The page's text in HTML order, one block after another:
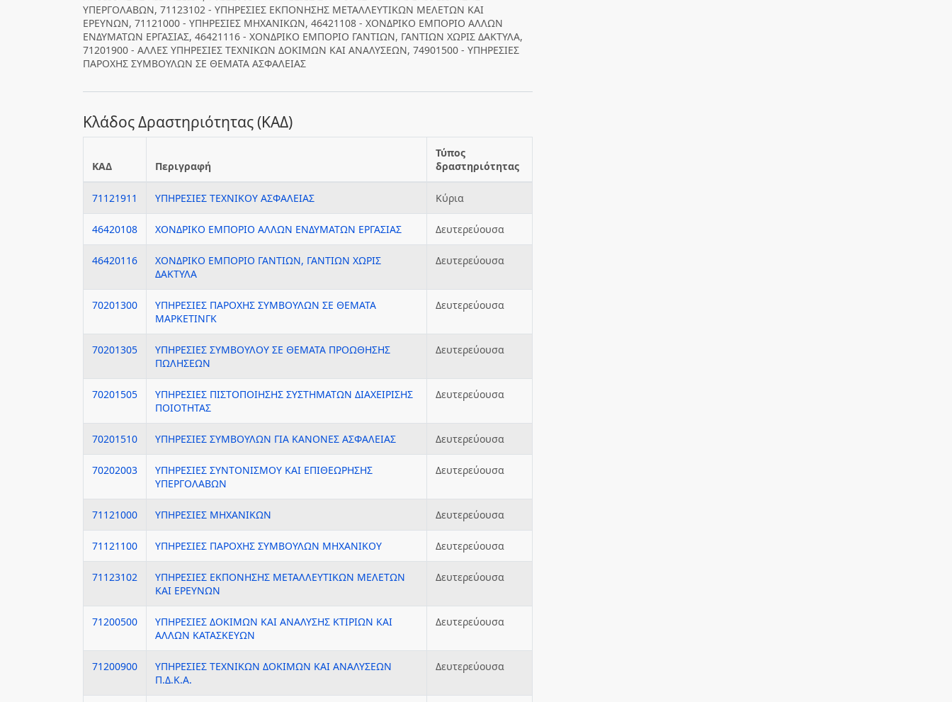
ΥΠΕΡΓΟΛΑΒΩΝ, 71123102 - ΥΠΗΡΕΣΙΕΣ ΕΚΠΟΝΗΣΗΣ ΜΕΤΑΛΛΕΥΤΙΚΩΝ ΜΕΛΕΤΩΝ ΚΑΙ
ΕΡΕΥΝΩΝ, 71121000 - ΥΠΗΡΕΣΙΕΣ ΜΗΧΑΝΙΚΩΝ, 46421108 - ΧΟΝΔΡΙΚΟ ΕΜΠΟΡΙΟ ΑΛΛΩΝ
ΕΝΔΥΜΑΤΩΝ ΕΡΓΑΣΙΑΣ, 46421116 - ΧΟΝΔΡΙΚΟ ΕΜΠΟΡΙΟ ΓΑΝΤΙΩΝ, ΓΑΝΤΙΩΝ ΧΩΡΙΣ ΔΑΚΤΥΛΑ,
71201900 - ΑΛΛΕΣ ΥΠΗΡΕΣΙΕΣ ΤΕΧΝΙΚΩΝ ΔΟΚΙΜΩΝ ΚΑΙ ΑΝΑΛΥΣΕΩΝ, 74901500 - ΥΠΗΡΕΣΙΕΣ
ΠΑΡΟΧΗΣ ΣΥΜΒΟΥΛΩΝ ΣΕ ΘΕΜΑΤΑ ΑΣΦΑΛΕΙΑΣ
Κλάδος Δραστηριότητας (ΚΑΔ)
ΚΑΔ Περιγραφή
Τύπος
δραστηριότητας
71121911 ΥΠΗΡΕΣΙΕΣ ΤΕΧΝΙΚΟΥ ΑΣΦΑΛΕΙΑΣ Κύρια
46420108 ΧΟΝΔΡΙΚΟ ΕΜΠΟΡΙΟ ΑΛΛΩΝ ΕΝΔΥΜΑΤΩΝ ΕΡΓΑΣΙΑΣ Δευτερεύουσα
46420116
ΧΟΝΔΡΙΚΟ ΕΜΠΟΡΙΟ ΓΑΝΤΙΩΝ, ΓΑΝΤΙΩΝ ΧΩΡΙΣ
ΔΑΚΤΥΛΑ
Δευτερεύουσα
70201300
ΥΠΗΡΕΣΙΕΣ ΠΑΡΟΧΗΣ ΣΥΜΒΟΥΛΩΝ ΣΕ ΘΕΜΑΤΑ
ΜΑΡΚΕΤΙΝΓΚ
Δευτερεύουσα
70201305
ΥΠΗΡΕΣΙΕΣ ΣΥΜΒΟΥΛΟΥ ΣΕ ΘΕΜΑΤΑ ΠΡΟΩΘΗΣΗΣ
ΠΩΛΗΣΕΩΝ
Δευτερεύουσα
70201505
ΥΠΗΡΕΣΙΕΣ ΠΙΣΤΟΠΟΙΗΣΗΣ ΣΥΣΤΗΜΑΤΩΝ ΔΙΑΧΕΙΡΙΣΗΣ
ΠΟΙΟΤΗΤΑΣ
Δευτερεύουσα
70201510 ΥΠΗΡΕΣΙΕΣ ΣΥΜΒΟΥΛΩΝ ΓΙΑ ΚΑΝΟΝΕΣ ΑΣΦΑΛΕΙΑΣ Δευτερεύουσα
70202003
ΥΠΗΡΕΣΙΕΣ ΣΥΝΤΟΝΙΣΜΟΥ ΚΑΙ ΕΠΙΘΕΩΡΗΣΗΣ
ΥΠΕΡΓΟΛΑΒΩΝ
Δευτερεύουσα
71121000 ΥΠΗΡΕΣΙΕΣ ΜΗΧΑΝΙΚΩΝ Δευτερεύουσα
71121100 ΥΠΗΡΕΣΙΕΣ ΠΑΡΟΧΗΣ ΣΥΜΒΟΥΛΩΝ ΜΗΧΑΝΙΚΟΥ Δευτερεύουσα
71123102
ΥΠΗΡΕΣΙΕΣ ΕΚΠΟΝΗΣΗΣ ΜΕΤΑΛΛΕΥΤΙΚΩΝ ΜΕΛΕΤΩΝ
ΚΑΙ ΕΡΕΥΝΩΝ
Δευτερεύουσα
71200500
ΥΠΗΡΕΣΙΕΣ ΔΟΚΙΜΩΝ ΚΑΙ ΑΝΑΛΥΣΗΣ ΚΤΙΡΙΩΝ ΚΑΙ
ΑΛΛΩΝ ΚΑΤΑΣΚΕΥΩΝ
Δευτερεύουσα
71200900
ΥΠΗΡΕΣΙΕΣ ΤΕΧΝΙΚΩΝ ΔΟΚΙΜΩΝ ΚΑΙ ΑΝΑΛΥΣΕΩΝ
Π.Δ.Κ.Α.
Δευτερεύουσα